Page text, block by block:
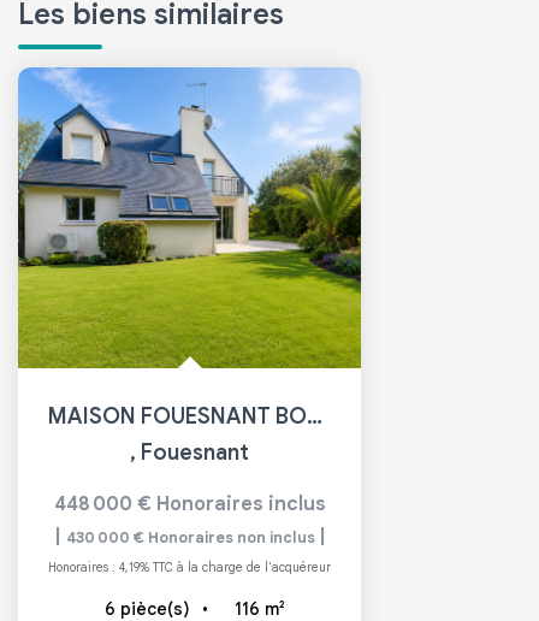
Les biens similaires
MAISON FOUESNANT BORD DE MER 115 M2
, Fouesnant
448 000 € Honoraires inclus
430 000 € Honoraires non inclus
Honoraires : 4,19% TTC à la charge de l'acquéreur
6 pièce(s) 116 m²